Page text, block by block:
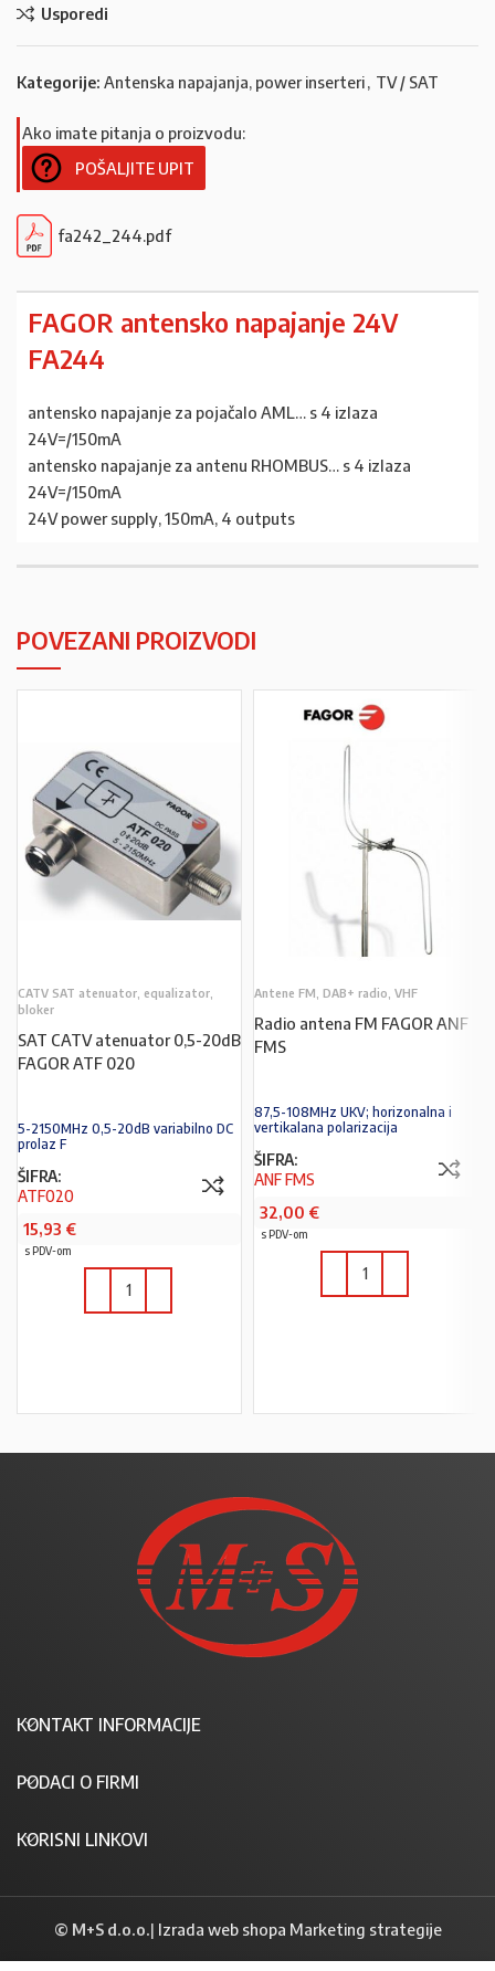
Usporedi
Kategorije: Antenska napajanja, power inserteri TV / SAT
Ako imate pitanja o proizvodu:
POŠALJITE UPIT
fa242_244.pdf
FAGOR antensko napajanje 24V
FA244
antensko napajanje za pojačalo AML… s 4 izlaza
24V=/150mA
antensko napajanje za antenu RHOMBUS… s 4 izlaza
24V=/150mA
24V power supply, 150mA, 4 outputs
POVEZANI PROIZVODI
CATV SAT atenuator, equalizator,
bloker
SAT CATV atenuator 0,5-20dB
FAGOR ATF 020
5-2150MHz 0,5-20dB variabilno DC
prolaz F
ŠIFRA:
ATF020
15,93 €
s PDV-om
Antene FM, DAB+ radio, VHF
Radio antena FM FAGOR ANF
FMS
87,5-108MHz UKV; horizonalna i
vertikalana polarizacija
ŠIFRA:
ANF FMS
32,00 €
s PDV-om
KONTAKT INFORMACIJE
PODACI O FIRMI
KORISNI LINKOVI
© M+S d.o.o.| Izrada web shopa Marketing strategije